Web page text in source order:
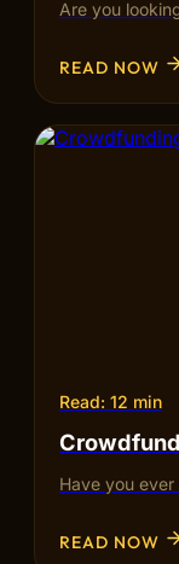
Are you
READ NOW
Read: 12 min
Have you
READ NOW